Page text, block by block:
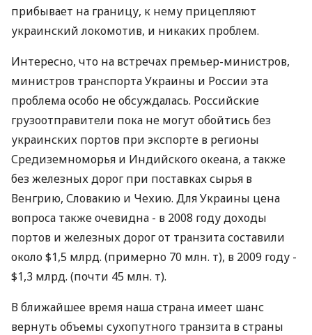
прибывает на границу, к нему прицепляют
украинский локомотив, и никаких проблем.
Интересно, что на встречах премьер-министров,
министров транспорта Украины и России эта
проблема особо не обсуждалась. Российские
грузоотправители пока не могут обойтись без
украинских портов при экспорте в регионы
Средиземноморья и Индийского океана, а также
без железных дорог при поставках сырья в
Венгрию, Словакию и Чехию. Для Украины цена
вопроса также очевидна - в 2008 году доходы
портов и железных дорог от транзита составили
около $1,5 млрд. (примерно 70 млн. т), в 2009 году -
$1,3 млрд. (почти 45 млн. т).
В ближайшее время наша страна имеет шанс
вернуть объемы сухопутного транзита в страны